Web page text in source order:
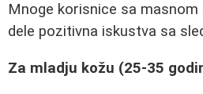
Mnoge korisnice sa
dele pozitivna iskustva sa
Za mladju kožu (25-35